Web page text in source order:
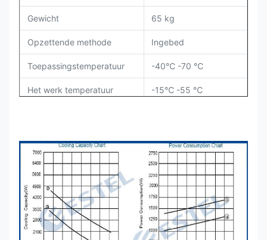
Gewicht 65 kg
Opzettende methode Ingebed
Toepassingstemperatuur -40℃ -70 ℃
Het werk temperatuur -15℃ -55 ℃
L35/L35
3500 W
Machtsconsumptie
L35/L35
1500 W
Luchtstroom 1000 m3/h
IP rang IP 54